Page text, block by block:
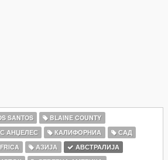
SANTOS
BLAINE COUNTY
АНЏЕЛЕС КАЛИФОРНИА
САД
АЗИЈА
АВСТРАЛИЈА